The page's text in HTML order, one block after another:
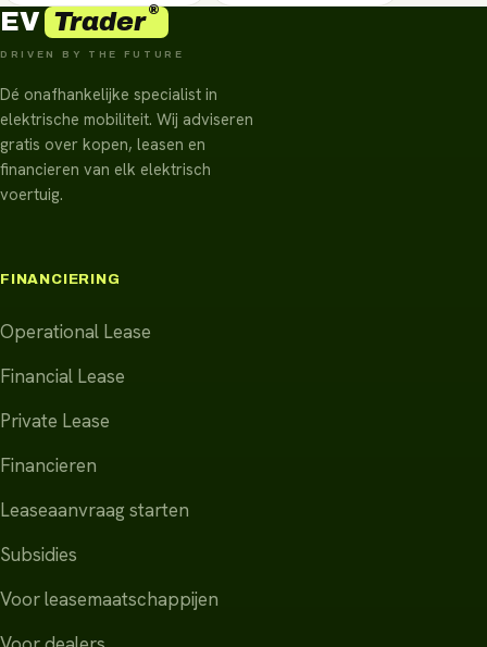
EV Trader®
DRIVEN BY THE FUTURE
Dé onafhankelijke specialist in
elektrische mobiliteit. Wij adviseren
gratis over kopen, leasen en
financieren van elk elektrisch
voertuig.
FINANCIERING
Operational Lease
Financial Lease
Private Lease
Financieren
Leaseaanvraag starten
Subsidies
Voor leasemaatschappijen